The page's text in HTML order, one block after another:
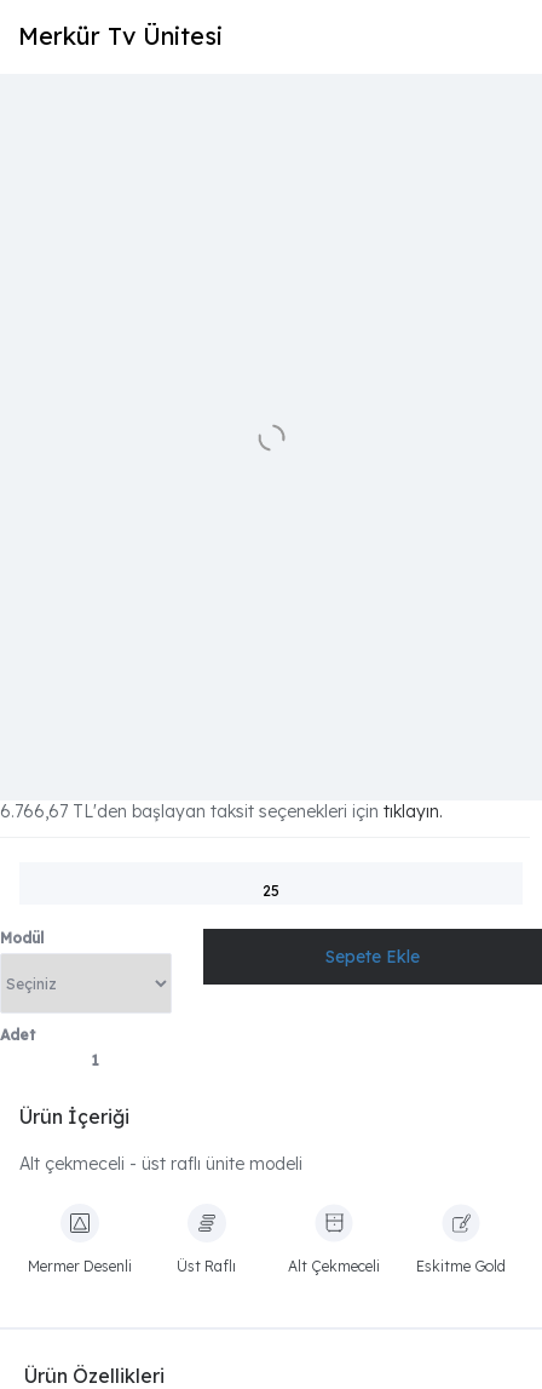
Merkür Tv Ünitesi
6.766,67 TL'den başlayan taksit seçenekleri için tıklayın.
25
Modül
Adet
Ürün İçeriği
Alt çekmeceli - üst raflı ünite modeli
Mermer Desenli Üst Raflı Alt Çekmeceli Eskitme Gold
Ürün Özellikleri